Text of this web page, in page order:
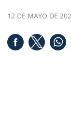
12 DE MAYO DE